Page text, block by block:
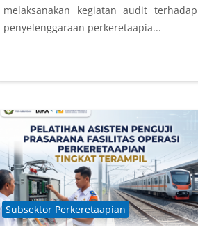
melaksanakan kegiatan audit terhadap
penyelenggaraan perkeretaapia...
Course category
Subsektor Perkeretaapian